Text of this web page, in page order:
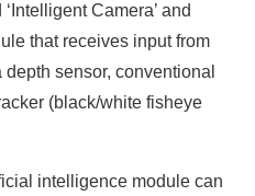
Camera’ and
that receives input from
sensor, conventional
(black/white fisheye
intelligence module can